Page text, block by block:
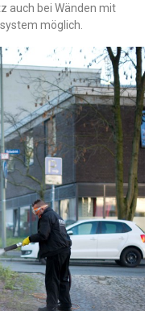
auch bei Wänden mit
möglich.